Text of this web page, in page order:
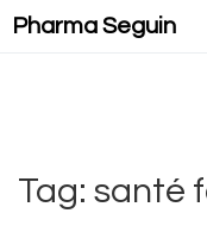
Pharma Seguin
Tag: santé